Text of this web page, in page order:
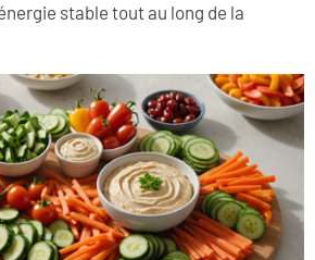
stable tout au long de la